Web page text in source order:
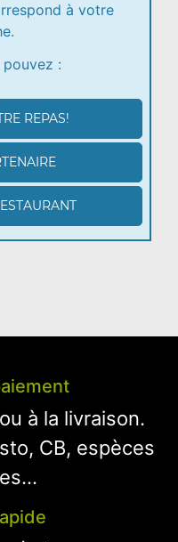
à votre
:
REPAS!
à la livraison.
CB, espèces